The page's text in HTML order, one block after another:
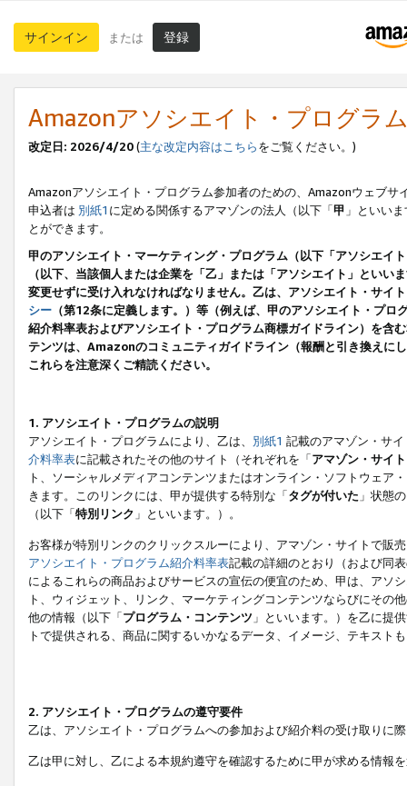
サインイン または 登録
Amazonアソシエイト・プログラ
改定日: 2026/4/20(主な改定内容はこちらをご覧ください。)
Amazonアソシエイト・プログラム参加者のための、Amazonウェブサ
申込者は 別紙1 に定める関係するアマゾンの法人（以下「甲 」といい
とができます。
甲のアソシエイト・マーケティング・プログラム（以下「アソシエイ
（以下、当該個人または企業を「乙」または「アソシエイト」とい
変更せずに受け入れなければなりません。乙は、アソシエイト・サイ
シー （第12条に定義します。）等（例えば、甲のアソシエイト・プ
紹介料率表およびアソシエイト・プログラム商標ガイドライン）を
テンツは、Amazonのコミュニティガイドライン（報酬と引き換えに
これらを注意深くご精読ください。
1. アソシエイト・プログラムの説明
アソシエイト・プログラムにより、乙は、 別紙1 記載のアマゾン・サ
介料率表に記載されたその他のサイト（それぞれを「アマゾン・サイト
ト、ソーシャルメディアコンテンツまたはオンライン・ソフトウェア
きます。このリンクには、甲が提供する特別な「タグが付いた 」状態
（以下「特別リンク 」といいます。）。
お客様が特別リンクのクリックスルーにより、アマゾン・サイトで販
アソシエイト・プログラム紹介料率表記載の詳細のとおり（および同
によるこれらの商品およびサービスの宣伝の便宜のため、甲は、アソ
ト、ウィジェット、リンク、マーケティングコンテンツならびにその
他の情報（以下「プログラム・コンテンツ 」といいます。）を乙に提
トで提供される、商品に関するいかなるデータ、イメージ、テキス
2. アソシエイト・プログラムの遵守要件
乙は、アソシエイト・プログラムへの参加および紹介料の受け取りに
乙は甲に対し、乙による本規約遵守を確認するために甲が求める情報